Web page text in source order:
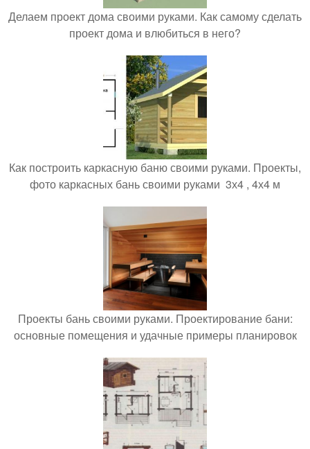
Делаем проект дома своими руками. Как самому сделать
проект дома и влюбиться в него?
Как построить каркасную баню своими руками. Проекты,
фото каркасных бань своими руками 3х4 , 4х4 м
Проекты бань своими руками. Проектирование бани:
основные помещения и удачные примеры планировок